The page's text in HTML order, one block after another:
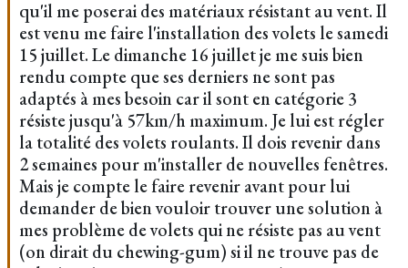
qu'il me poserai des matériaux résistant au vent. Il
est venu me faire l'installation des volets le samedi
15 juillet. Le dimanche 16 juillet je me suis bien
rendu compte que ses derniers ne sont pas
adaptés à mes besoin car il sont en catégorie 3
résiste jusqu'à 57km/h maximum. Je lui est régler
la totalité des volets roulants. Il dois revenir dans
2 semaines pour m'installer de nouvelles fenêtres.
Mais je compte le faire revenir avant pour lui
demander de bien vouloir trouver une solution à
mes problème de volets qui ne résiste pas au vent
(on dirait du chewing-gum) si il ne trouve pas de